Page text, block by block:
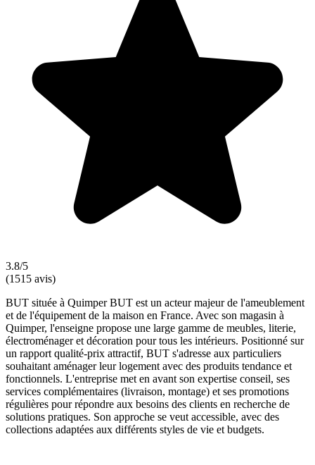
3.8/5
(1515 avis)
BUT située à Quimper BUT est un acteur majeur de l'ameublement
et de l'équipement de la maison en France. Avec son magasin à
Quimper, l'enseigne propose une large gamme de meubles, literie,
électroménager et décoration pour tous les intérieurs. Positionné sur
un rapport qualité-prix attractif, BUT s'adresse aux particuliers
souhaitant aménager leur logement avec des produits tendance et
fonctionnels. L'entreprise met en avant son expertise conseil, ses
services complémentaires (livraison, montage) et ses promotions
régulières pour répondre aux besoins des clients en recherche de
solutions pratiques. Son approche se veut accessible, avec des
collections adaptées aux différents styles de vie et budgets.